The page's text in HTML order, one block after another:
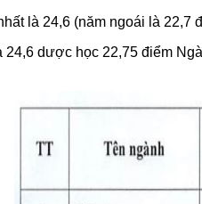
là 24,6 (năm ngoái là
dược học 22,75 điểm